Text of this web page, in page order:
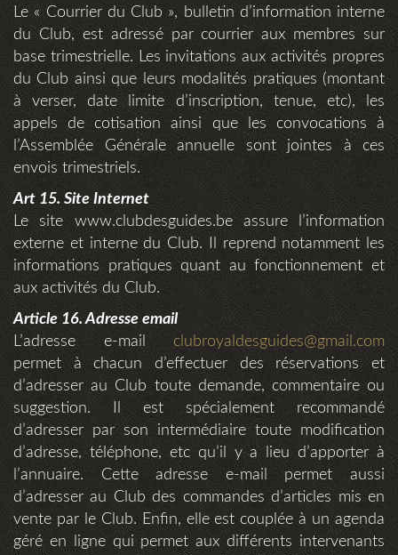
Le « Courrier du Club », bulletin d’information interne
du Club, est adressé par courrier aux membres sur
base trimestrielle. Les invitations aux activités propres
du Club ainsi que leurs modalités pratiques (montant
à verser, date limite d’inscription, tenue, etc), les
appels de cotisation ainsi que les convocations à
l’Assemblée Générale annuelle sont jointes à ces
envois trimestriels.
Art 15. Site Internet
Le site www.clubdesguides.be assure l’information
externe et interne du Club. Il reprend notamment les
informations pratiques quant au fonctionnement et
aux activités du Club.
Article 16. Adresse email
L’adresse e-mailclubroyaldesguides@gmail.com
permet à chacun d’effectuer des réservations et
d’adresser au Club toute demande, commentaire ou
suggestion. Il est spécialement recommandé
d’adresser par son intermédiaire toute modification
d’adresse, téléphone, etc qu’il y a lieu d’apporter à
l’annuaire. Cette adresse e-mail permet aussi
d’adresser au Club des commandes d’articles mis en
vente par le Club. Enfin, elle est couplée à un agenda
géré en ligne qui permet aux différents intervenants